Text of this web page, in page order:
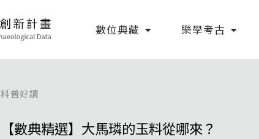
數位典藏 樂學考古
科普好讀
【數典精選】大馬璘的玉料從哪來？